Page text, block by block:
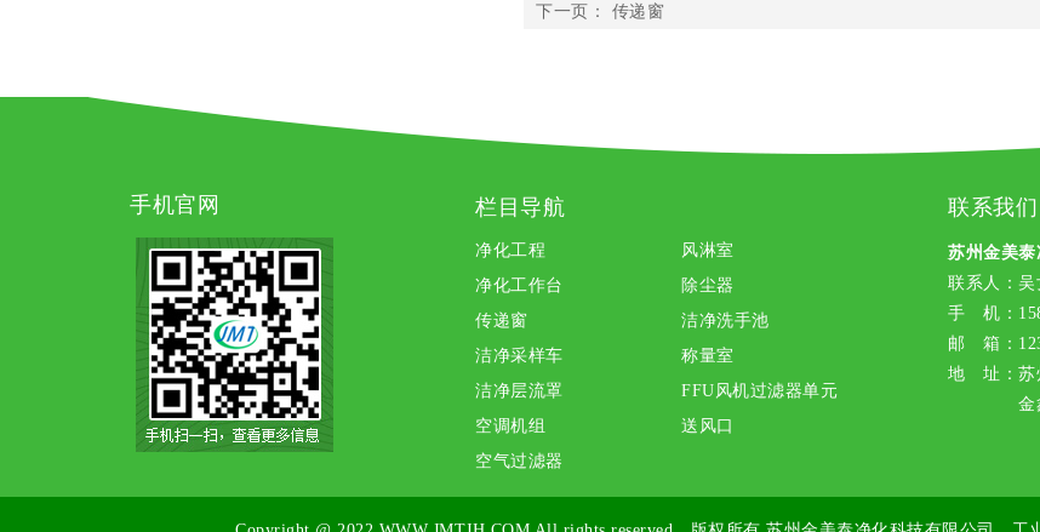
下一页： 传递窗
手机官网 栏目导航
净化工程
风淋室
净化工作台
除尘器
传递窗
洁净洗手池
洁净采样车
称量室
洁净层流罩
FFU风机过滤器单元
空调机组
送风口
空气过滤器
联系我们
苏州金美泰
联系人：吴
手 机：
邮 箱：
地 址：苏
金鑫